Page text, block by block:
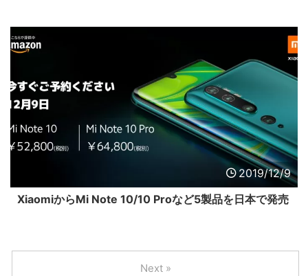
2019/12/9
XiaomiからMi Note 10/10 Proなど5製品を日本で発売
Next »